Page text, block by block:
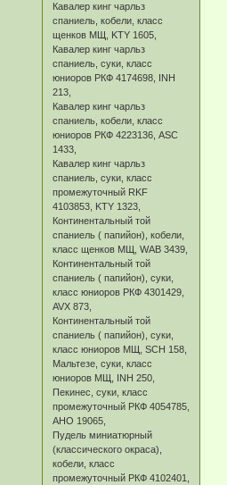
Кавалер кинг чарльз
спаниель, кобели, класс
щенков МЩ, KTY 1605,
Кавалер кинг чарльз
спаниель, суки, класс
юниоров РКФ 4174698, INH
213,
Кавалер кинг чарльз
спаниель, кобели, класс
юниоров РКФ 4223136, ASC
1433,
Кавалер кинг чарльз
спаниель, суки, класс
промежуточный RKF
4103853, KTY 1323,
Континентальный той
спаниель ( папийон), кобели,
класс щенков МЩ, WAB 3439,
Континентальный той
спаниель ( папийон), суки,
класс юниоров РКФ 4301429,
AVX 873,
Континентальный той
спаниель ( папийон), суки,
класс юниоров МЩ, SCH 158,
Мальтезе, суки, класс
юниоров МЩ, INH 250,
Пекинес, суки, класс
промежуточный РКФ 4054785,
АНО 19065,
Пудель миниатюрный
(классического окраса),
кобели, класс
промежуточный РКФ 4102401,